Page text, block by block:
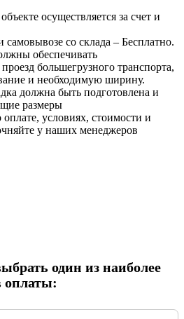
осуществляется за счет и
самовывозе со склада – Бесплатно.
обеспечивать
большегрузного транспорта,
и необходимую ширину.
должна быть подготовлена и
размеры
условиях, стоимости и
у наших менеджеров
один из наиболее
оплаты: